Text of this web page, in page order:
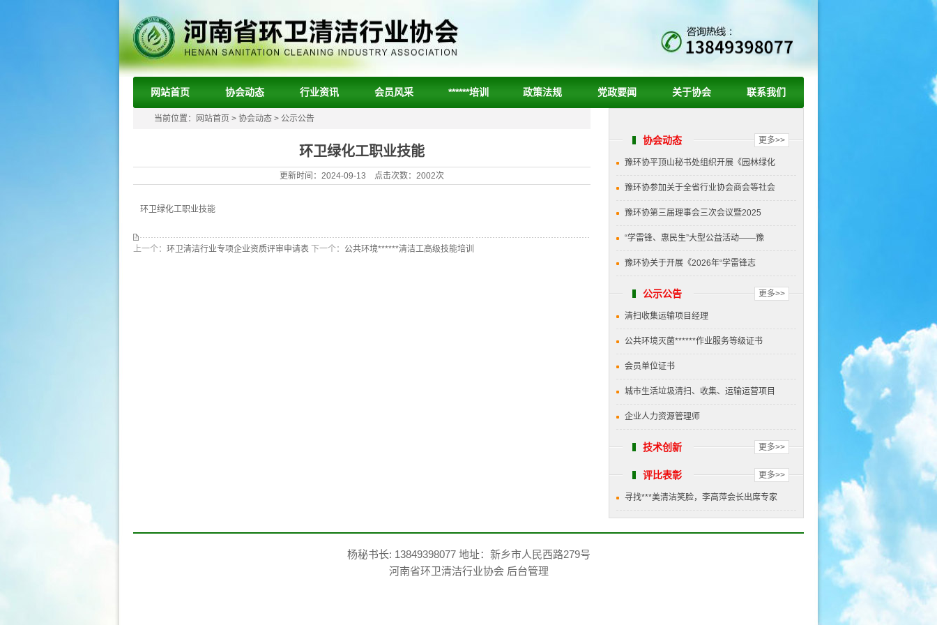
网站首页 协会动态 行业资讯 会员风采 ******培训 政策法规 党政要闻 关于协会 联系我们
更多>>
协会动态
豫环协平顶山秘书处组织开展《园林绿化
豫环协参加关于全省行业协会商会等社会
豫环协第三届理事会三次会议暨2025
“学雷锋、惠民生”大型公益活动——豫
豫环协关于开展《2026年“学雷锋志
更多>>
公示公告
清扫收集运输项目经理
公共环境灭菌******作业服务等级证书
会员单位证书
城市生活垃圾清扫、收集、运输运营项目
企业人力资源管理师
更多>>
技术创新
更多>>
评比表彰
寻找***美清洁笑脸，李高萍会长出席专家
当前位置： 网站首页 > 协会动态 > 公示公告
环卫绿化工职业技能
更新时间：2024-09-13 点击次数：2002次
环卫绿化工职业技能
上一个： 环卫清洁行业专项企业资质评审申请表 下一个： 公共环境******清洁工高级技能培训
杨秘书长: 13849398077 地址：新乡市人民西路279号
河南省环卫清洁行业协会 后台管理